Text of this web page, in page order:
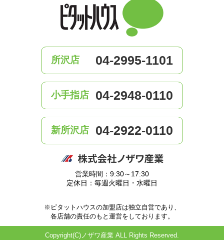
所沢店 04-2995-1101
小手指店 04-2948-0110
新所沢店 04-2922-0110
営業時間：9:30～17:30
定休日：毎週火曜日・水曜日
※ピタットハウスの加盟店は独立自営であり、
各店舗の責任のもと運営をしております。
Copyright(C)ノザワ産業 ALL Rights Reserved.